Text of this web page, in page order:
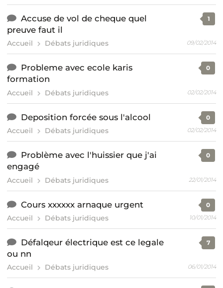
Accuse de vol de cheque quel
preuve faut il
Accueil Débats juridiques
1
09/02/2014
Probleme avec ecole karis
formation
Accueil Débats juridiques
0
02/02/2014
Deposition forcée sous l'alcool
Accueil Débats juridiques
0
02/02/2014
Problème avec l'huissier que j'ai
engagé
Accueil Débats juridiques
0
22/01/2014
Cours xxxxxx arnaque urgent
Accueil Débats juridiques
0
10/01/2014
Défalqeur électrique est ce legale
ou nn
Accueil Débats juridiques
7
06/01/2014